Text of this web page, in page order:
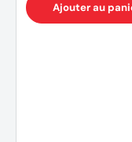
Ajouter au